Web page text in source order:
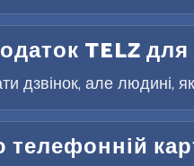
TELZ для
дзвінок, але людині,